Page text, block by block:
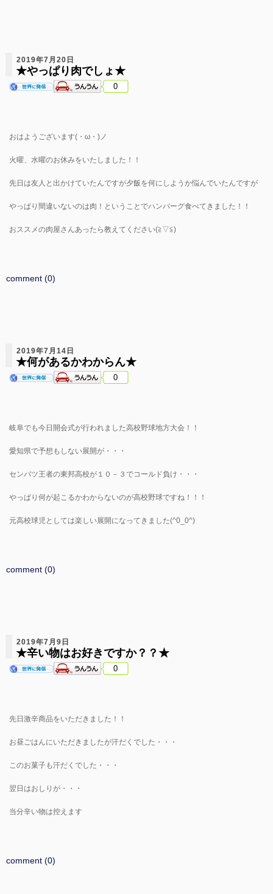
2019年7月20日
★やっぱり肉でしょ★
0
おはようございます(・ω・)ノ
火曜、水曜のお休みをいたしました！！
先日は友人と出かけていたんですが夕飯を何にしようか悩んでいたんですが
やっぱり間違いないのは肉！ということでハンバーグ食べてきました！！
おススメの肉屋さんあったら教えてください(≧▽≦)
comment (0)
2019年7月14日
★何があるかわからん★
0
岐阜でも今日開会式が行われました高校野球地方大会！！
愛知県で予想もしない展開が・・・
センバツ王者の東邦高校が１０－３でコールド負け・・・
やっぱり何が起こるかわからないのが高校野球ですね！！！
元高校球児としては楽しい展開になってきました(^0_0^)
comment (0)
2019年7月9日
★辛い物はお好きですか？？★
0
先日激辛商品をいただきました！！
お昼ごはんにいただきましたが汗だくでした・・・
このお菓子も汗だくでした・・・
翌日はおしりが・・・
当分辛い物は控えます
comment (0)